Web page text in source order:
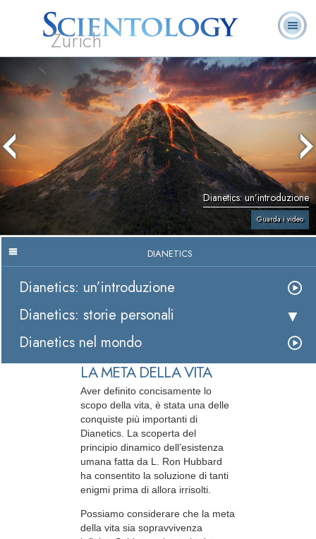
Zürich
Fondatore
Che cos’è
Scientology?
Ministri
Volontari
Domande
ricorrenti
Dianetics: un’introduzione
Guarda i video
DIANETICS
Dianetics: un’introduzione
Dianetics: storie personali
Dianetics nel mondo
LA META DELLA VITA
Aver definito concisamente lo
scopo della vita, è stata una delle
conquiste più importanti di
Dianetics. La scoperta del
principio dinamico dell’esistenza
umana fatta da L. Ron Hubbard
ha consentito la soluzione di tanti
enigmi prima di allora irrisolti.
Possiamo considerare che la meta
della vita sia sopravvivenza